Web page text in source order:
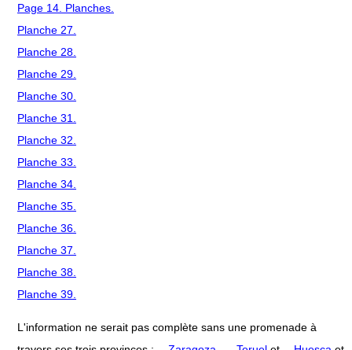
Page 14. Planches.
Planche 27.
Planche 28.
Planche 29.
Planche 30.
Planche 31.
Planche 32.
Planche 33.
Planche 34.
Planche 35.
Planche 36.
Planche 37.
Planche 38.
Planche 39.
L'information ne serait pas complète sans une promenade à